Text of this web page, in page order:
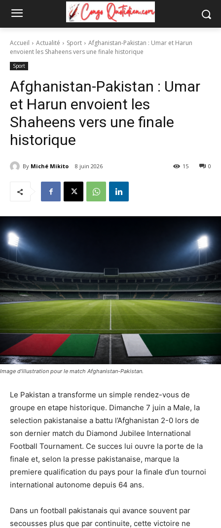
Accueil Actualité Sport
Afghanistan-Pakistan : Umar et Harun
envoient les Shaheens vers une finale historique
Sport
Afghanistan-Pakistan : Umar
et Harun envoient les
Shaheens vers une finale
historique
By Miché Mikito 8 juin 2026 0
15
Image d'illustration pour le match Afghanistan-Pakistan.
Le Pakistan a transforme un simple rendez-vous de
groupe en etape historique. Dimanche 7 juin a Male, la
selection pakistanaise a battu l’Afghanistan 2-0 lors de
son dernier match du Diamond Jubilee International
Football Tournament. Ce succes lui ouvre la porte de la
finale et, selon la presse pakistanaise, marque la
premiere qualification du pays pour la finale d’un tournoi
international autonome depuis 64 ans.
Dans un football pakistanais qui avance souvent par
secousses plus que par continuite, cette victoire ne